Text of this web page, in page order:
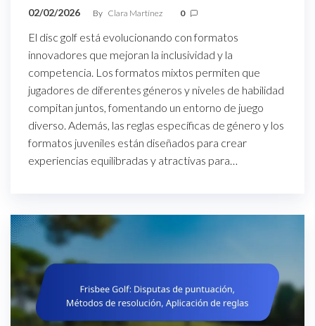
02/02/2026 By Clara Martínez 0
El disc golf está evolucionando con formatos
innovadores que mejoran la inclusividad y la
competencia. Los formatos mixtos permiten que
jugadores de diferentes géneros y niveles de habilidad
compitan juntos, fomentando un entorno de juego
diverso. Además, las reglas específicas de género y los
formatos juveniles están diseñados para crear
experiencias equilibradas y atractivas para…